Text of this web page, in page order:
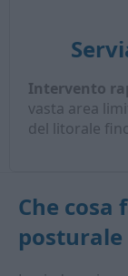
Intervento
vasta area
del litorale
Che cosa